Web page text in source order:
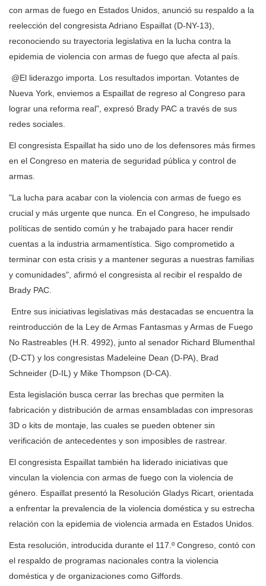
con armas de fuego en Estados Unidos, anunció su respaldo a la
reelección del congresista Adriano Espaillat (D-NY-13),
reconociendo su trayectoria legislativa en la lucha contra la
epidemia de violencia con armas de fuego que afecta al país.
@El liderazgo importa. Los resultados importan. Votantes de
Nueva York, enviemos a Espaillat de regreso al Congreso para
lograr una reforma real", expresó Brady PAC a través de sus
redes sociales.
El congresista Espaillat ha sido uno de los defensores más firmes
en el Congreso en materia de seguridad pública y control de
armas.
"La lucha para acabar con la violencia con armas de fuego es
crucial y más urgente que nunca. En el Congreso, he impulsado
políticas de sentido común y he trabajado para hacer rendir
cuentas a la industria armamentística. Sigo comprometido a
terminar con esta crisis y a mantener seguras a nuestras familias
y comunidades", afirmó el congresista al recibir el respaldo de
Brady PAC.
Entre sus iniciativas legislativas más destacadas se encuentra la
reintroducción de la Ley de Armas Fantasmas y Armas de Fuego
No Rastreables (H.R. 4992), junto al senador Richard Blumenthal
(D-CT) y los congresistas Madeleine Dean (D-PA), Brad
Schneider (D-IL) y Mike Thompson (D-CA).
Esta legislación busca cerrar las brechas que permiten la
fabricación y distribución de armas ensambladas con impresoras
3D o kits de montaje, las cuales se pueden obtener sin
verificación de antecedentes y son imposibles de rastrear.
El congresista Espaillat también ha liderado iniciativas que
vinculan la violencia con armas de fuego con la violencia de
género. Espaillat presentó la Resolución Gladys Ricart, orientada
a enfrentar la prevalencia de la violencia doméstica y su estrecha
relación con la epidemia de violencia armada en Estados Unidos.
Esta resolución, introducida durante el 117.º Congreso, contó con
el respaldo de programas nacionales contra la violencia
doméstica y de organizaciones como Giffords.